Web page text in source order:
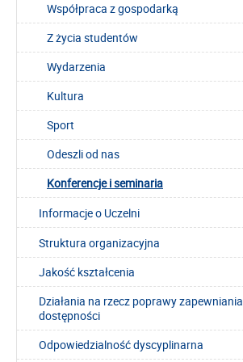
Współpraca z gospodarką
Z życia studentów
Wydarzenia
Kultura
Sport
Odeszli od nas
Konferencje i seminaria
Informacje o Uczelni
Struktura organizacyjna
Jakość kształcenia
Działania na rzecz poprawy zapewniania
dostępności
Odpowiedzialność dyscyplinarna